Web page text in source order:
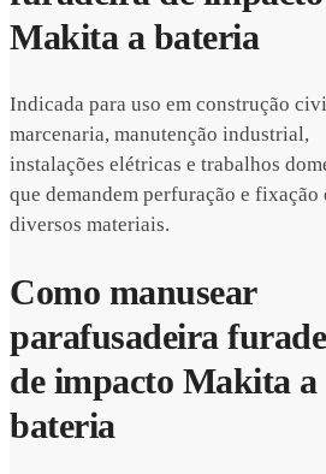
Makita a bateria
Indicada para uso em construção
marcenaria, manutenção industrial,
instalações elétricas e trabalhos
que demandem perfuração e fixação
diversos materiais.
Como manusear
parafusadeira
de impacto Makita a
bateria